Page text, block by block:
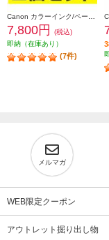
7,800円
(税込)
即納（在庫あり）
(7件)
メルマガ
WEB限定クーポン
アウトレット掘り出し物